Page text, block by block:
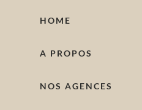
HOME
A PROPOS
NOS AGENCES